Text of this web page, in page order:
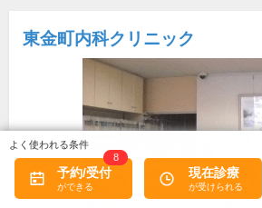
東金町内科クリニック
予約/受付
8
現在診療